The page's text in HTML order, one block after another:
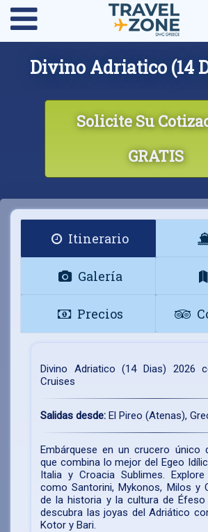
Divino Adriatico (14
Solicite Su
GRATIS
Itinerario
Galería
Precios
Divino Adriatico (14 Dias) 2026
Cruises
Salidas desde: El Pireo (Atenas),
Embárquese en un crucero único
que combina lo mejor del Egeo
Italia y Croacia Sublimes.
como Santorini, Mykonos, Milos y
de la historia y la cultura de
descubra las joyas del Adriático
Kotor y Bari.